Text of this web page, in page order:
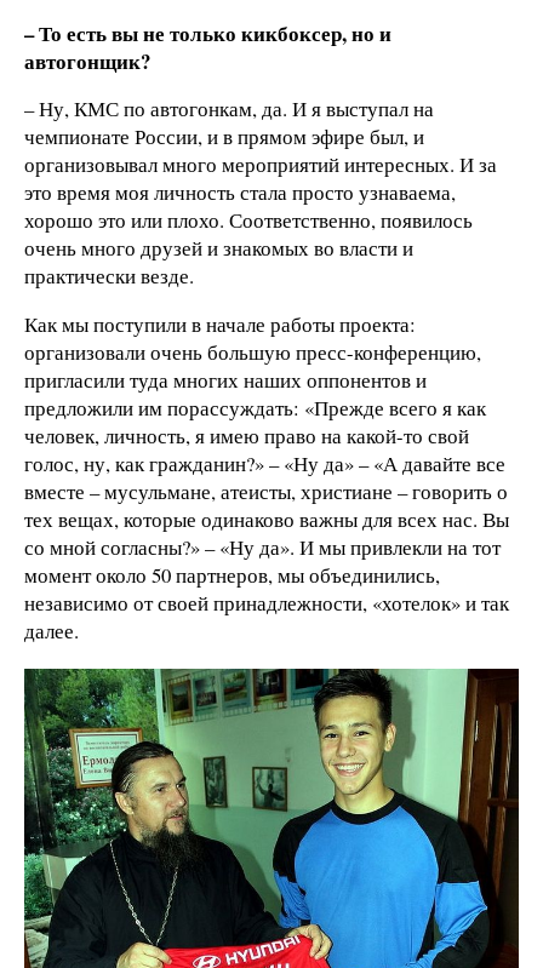
– То есть вы не только кикбоксер, но и
автогонщик?
– Ну, КМС по автогонкам, да. И я выступал на
чемпионате России, и в прямом эфире был, и
организовывал много мероприятий интересных. И за
это время моя личность стала просто узнаваема,
хорошо это или плохо. Соответственно, появилось
очень много друзей и знакомых во власти и
практически везде.
Как мы поступили в начале работы проекта:
организовали очень большую пресс-конференцию,
пригласили туда многих наших оппонентов и
предложили им порассуждать: «Прежде всего я как
человек, личность, я имею право на какой-то свой
голос, ну, как гражданин?» – «Ну да» – «А давайте все
вместе – мусульмане, атеисты, христиане – говорить о
тех вещах, которые одинаково важны для всех нас. Вы
со мной согласны?» – «Ну да». И мы привлекли на тот
момент около 50 партнеров, мы объединились,
независимо от своей принадлежности, «хотелок» и так
далее.